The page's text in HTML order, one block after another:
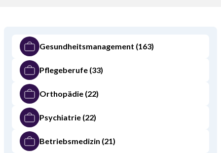
Gesundheitsmanagement (163)
Pflegeberufe (33)
Orthopädie (22)
Psychiatrie (22)
Betriebsmedizin (21)